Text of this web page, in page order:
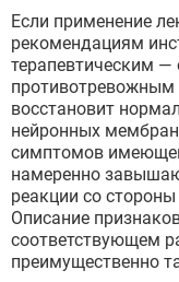
Если применение
рекомендациям
терапевтическим
противотревожным
восстановит
нейронных
симптомов
намеренно
реакции со
Описание
соответствующем
преимущественно